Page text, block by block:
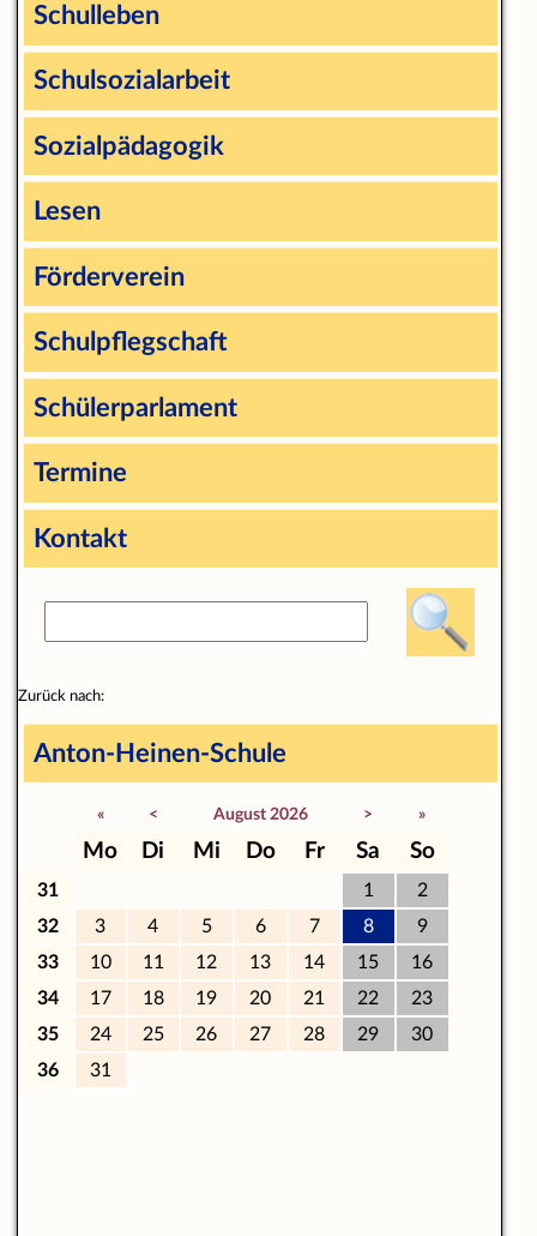
Schulleben
Schulsozialarbeit
Sozialpädagogik
Lesen
Förderverein
Schulpflegschaft
Schülerparlament
Termine
Kontakt
Zurück nach:
Anton-Heinen-Schule